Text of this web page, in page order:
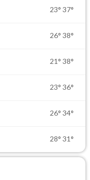
23° 37°
26° 38°
21° 38°
23° 36°
26° 34°
28° 31°